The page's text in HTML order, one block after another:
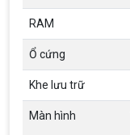
RAM
Ổ cứng
Khe lưu trữ
Màn hình